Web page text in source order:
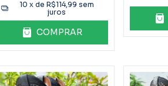
10 x deR$114,99 sem
juros
COMPRAR